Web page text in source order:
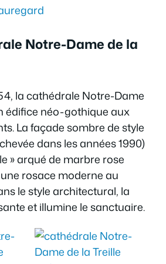
Notre-Dame de la
la cathédrale Notre-Dame
édifice néo-gothique aux
La façade sombre de style
dans les années 1990)
» arqué de marbre rose
rosace moderne au
le style architectural, la
et illumine le sanctuaire.